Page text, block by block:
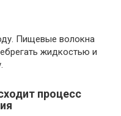
Пищевые волокна
жидкостью и
процесс